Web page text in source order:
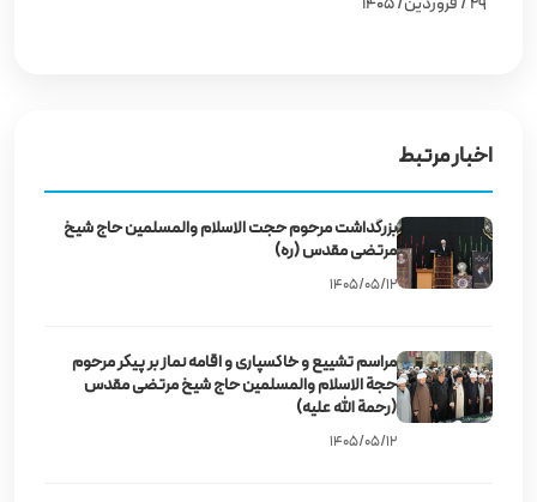
اخبار مرتبط
بزرگداشت مرحوم حجت‌ الاسلام والمسلمین حاج شیخ
مرتضی مقدس (ره)
۱۴۰۵/۰۵/۱۲
مراسم تشییع و خاکسپاری و اقامه نماز بر پیکر مرحوم
حجة الاسلام والمسلمین حاج شیخ مرتضی مقدس
(رحمة الله علیه)
۱۴۰۵/۰۵/۱۲